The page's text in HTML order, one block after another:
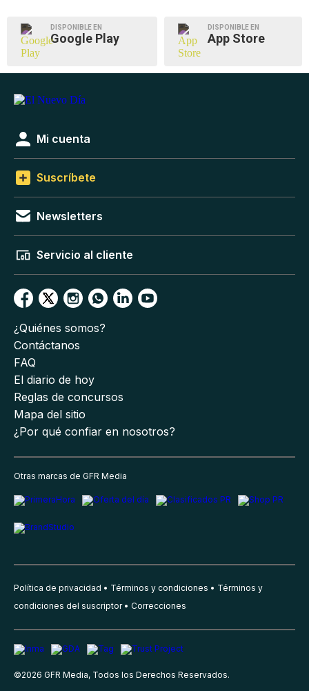
DISPONIBLE EN
Google Play
DISPONIBLE EN
App Store
Mi cuenta
Suscríbete
Newsletters
Servicio al cliente
¿Quiénes somos?
Contáctanos
FAQ
El diario de hoy
Reglas de concursos
Mapa del sitio
¿Por qué confiar en nosotros?
Otras marcas de GFR Media
Política de privacidad Términos y condiciones
Términos y
condiciones del suscriptor
Correcciones
©2026 GFR Media, Todos los Derechos Reservados.